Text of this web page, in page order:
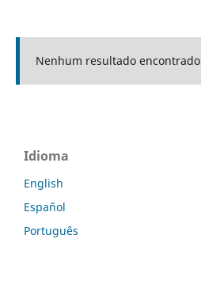
Nenhum resultado encontrado
Idioma
English
Español
Português